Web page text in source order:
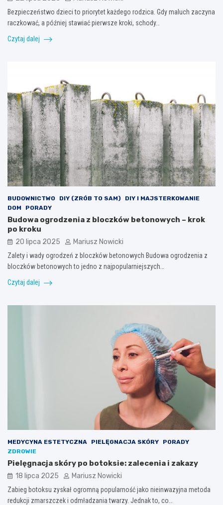
Bezpieczeństwo dzieci to priorytet każdego rodzica. Gdy maluch zaczyna
raczkować, a później stawiać pierwsze kroki, schody…
Czytaj dalej
BUDOWNICTWO DIY (ZRÓB TO SAM)
DIY I MAJSTERKOWANIE
DOM
PORADY
Budowa ogrodzenia z bloczków betonowych – krok
po kroku
20 lipca 2025 Mariusz Nowicki
Zalety i wady ogrodzeń z bloczków betonowych Budowa ogrodzenia z
bloczków betonowych to jedno z najpopularniejszych…
Czytaj dalej
MEDYCYNA ESTETYCZNA PIELĘGNACJA SKÓRY
PORADY
ZDROWIE
Pielęgnacja skóry po botoksie: zalecenia i zakazy
18 lipca 2025 Mariusz Nowicki
Zabieg botoksu zyskał ogromną popularność jako nieinwazyjna metoda
redukcji zmarszczek i odmładzania twarzy. Jednak to, co…